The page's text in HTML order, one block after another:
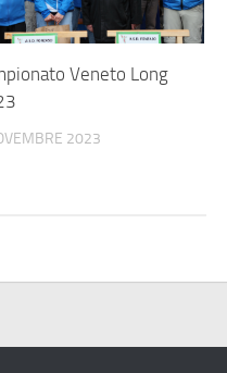
Veneto Long
2023